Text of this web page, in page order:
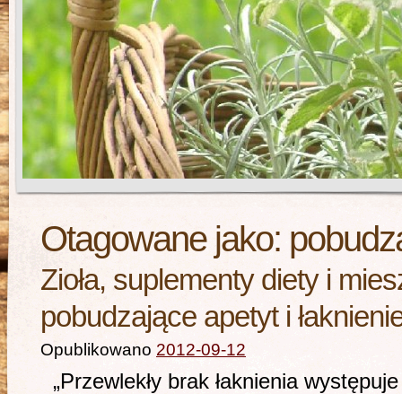
Otagowane jako:
Zioła, suplementy diety i
pobudzające apetyt i
Opublikowano 2012-09-12
„Przewlekły brak łaknienia